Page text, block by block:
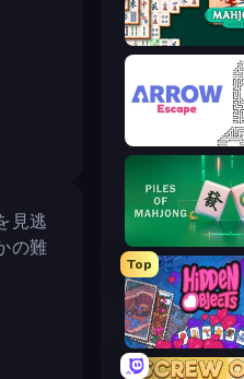
見逃
の難
Mahjongg Solitaire
Arrow Escape
Piles of Mahjong
Top
Hidden Objects